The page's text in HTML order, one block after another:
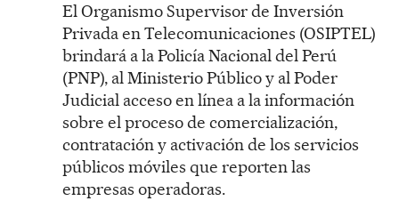
El Organismo Supervisor de Inversión
Privada en Telecomunicaciones (OSIPTEL)
brindará a la Policía Nacional del Perú
(PNP), al Ministerio Público y al Poder
Judicial acceso en línea a la información
sobre el proceso de comercialización,
contratación y activación de los servicios
públicos móviles que reporten las
empresas operadoras.